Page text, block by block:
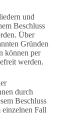
und
Beschluss
Über
Gründen
können per
werden.
durch
Beschluss
einzelnen Fall